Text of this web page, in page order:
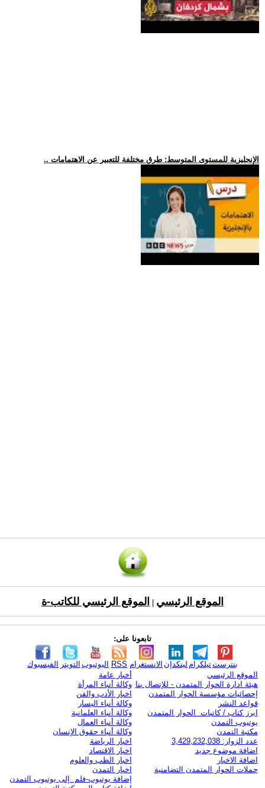
.. الإنجليزية للمستوى المتوسط: طرق مختلفة للتعبير عن الاهتمامات
الموقع الرئيسي الموقع الرئيسي للكاتب-ة
تابعونا على:
الفيسبوك التويتر اليوتيوب RSS الانستغرام لينكدإن تيلكرامبنترست
الموقع الرئيسي
هيئة ادارة الحوار المتمدن - للإتصال بنا
إحصائيات مؤسسة الحوار المتمدن
قواعد النشر
ابرز كتاب / كاتبات الحوار المتمدن
يوتيوب التمدن
مكتبة التمدن
عدد الزوار: 3,429,232,038
اضافة موضوع جديد
اضافة الاخبار
حملات الحوار المتمدن التضامنية
أخبار عامة
وكالة أنباء المرأة
اخبار الأدب والفن
وكالة أنباء اليسار
وكالة أنباء العلمانية
وكالة أنباء العمال
وكالة أنباء حقوق الإنسان
اخبار الرياضة
اخبار الاقتصاد
اخبار الطب والعلوم
اخبار التمدن
إضافة يوتيوب-فلم إلى يوتيوب التمدن